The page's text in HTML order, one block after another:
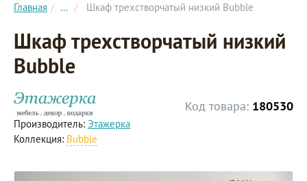
Главная ... Шкаф трехстворчатый низкий Bubble
Шкаф трехстворчатый низкий
Bubble
Код товара: 180530
Производитель: Этажерка
Коллекция: Bubble